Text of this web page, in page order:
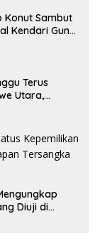
Konut Sambut
Kendari Guna
Terus
Utara,
Diuji di